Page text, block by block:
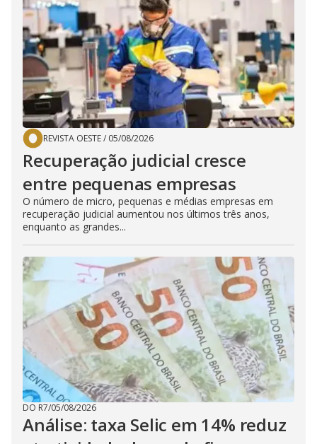
REVISTA OESTE/ 05/08/2026
Recuperação judicial cresce
entre pequenas empresas
O número de micro, pequenas e médias empresas em
recuperação judicial aumentou nos últimos três anos,
enquanto as grandes...
DO R7/05/08/2026
Análise: taxa Selic em 14% reduz